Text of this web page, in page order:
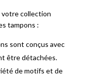
collection
tampons :
sont conçus avec
être détachées.
de motifs et de